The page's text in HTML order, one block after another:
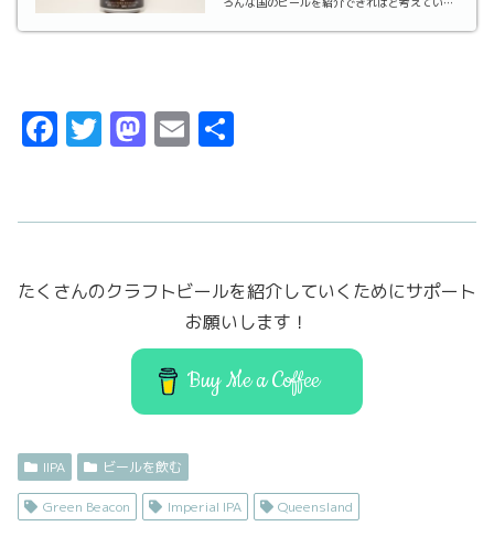
F
e
b
o
T
t
er
M
o
o
n
E
l
たくさんのクラフトビールを紹介していくためにサポート
お願いします！
Buy Me a Coffee
IIPA ビールを飲む
Green Beacon Imperial IPA Queensland